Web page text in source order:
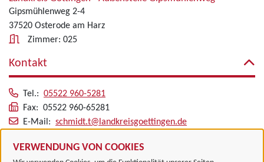
VERWENDUNG VON COOKIES
Gipsmühlenweg 2-4
37520 Osterode am Harz
Zimmer: 025
Kontakt
Tel.: 05522 960-5281
Fax: 05522 960-65281
E-Mail: schmidt.t@landkreisgoettingen.de
Alle zugeordneten Einrichtungen